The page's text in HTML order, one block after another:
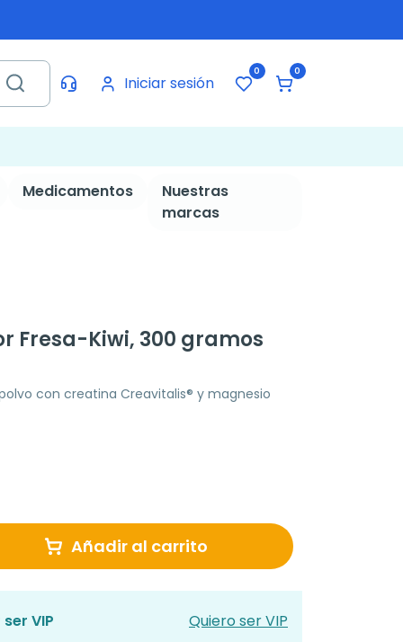
Iniciar sesión
0 0
Medicamentos
Nuestras
marcas
Fresa-Kiwi, 300 gramos
con creatina Creavitalis® y magnesio
Añadir al carrito
VIP Quiero ser VIP